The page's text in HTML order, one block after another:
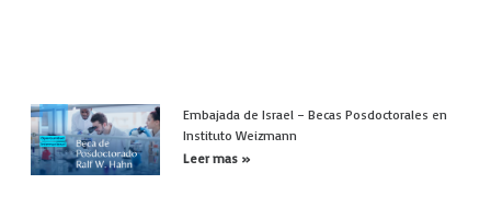
Embajada de Israel – Becas Posdoctorales en
Instituto Weizmann
Leer mas »